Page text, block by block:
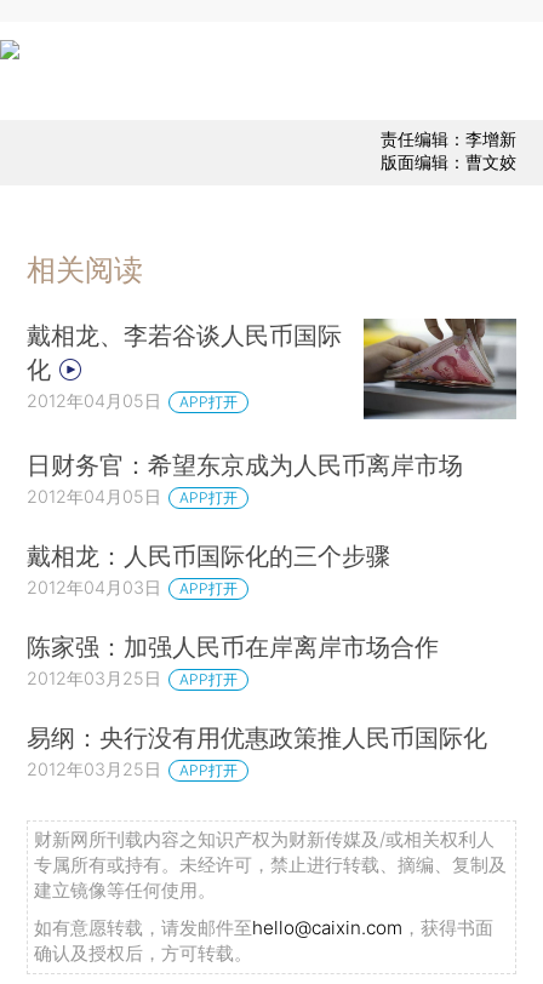
责任编辑：李增新
版面编辑：曹文姣
相关阅读
戴相龙、李若谷谈人民币国际
化
2012年04月05日 APP打开
日财务官：希望东京成为人民币离岸市场
2012年04月05日 APP打开
戴相龙：人民币国际化的三个步骤
2012年04月03日 APP打开
陈家强：加强人民币在岸离岸市场合作
2012年03月25日 APP打开
易纲：央行没有用优惠政策推人民币国际化
2012年03月25日 APP打开
财新网所刊载内容之知识产权为财新传媒及/或相关权利人
专属所有或持有。未经许可，禁止进行转载、摘编、复制及
建立镜像等任何使用。
如有意愿转载，请发邮件至hello@caixin.com ，获得书面
确认及授权后，方可转载。